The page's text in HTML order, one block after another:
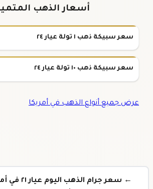
أسعار الذهب
سعر سبيكة ذهب ١ تولة عيار ٢٤
سعر سبيكة ذهب ١٠ تولة عيار ٢٤
عرض جميع أنواع الذهب في أمريكا
← سعر جرام